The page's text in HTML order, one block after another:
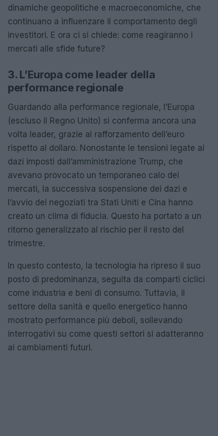
dinamiche geopolitiche e macroeconomiche, che
continuano a influenzare il comportamento degli
investitori. E ora ci si chiede: come reagiranno i
mercati alle sfide future?
3. L’Europa come leader della
performance regionale
Guardando alla performance regionale, l’Europa
(escluso il Regno Unito) si conferma ancora una
volta leader, grazie al rafforzamento dell’euro
rispetto al dollaro. Nonostante le tensioni legate ai
dazi imposti dall’amministrazione Trump, che
avevano provocato un temporaneo calo dei
mercati, la successiva sospensione dei dazi e
l’avvio dei negoziati tra Stati Uniti e Cina hanno
creato un clima di fiducia. Questo ha portato a un
ritorno generalizzato al rischio per il resto del
trimestre.
In questo contesto, la tecnologia ha ripreso il suo
posto di predominanza, seguita da comparti ciclici
come industria e beni di consumo. Tuttavia, il
settore della sanità e quello energetico hanno
mostrato performance più deboli, sollevando
interrogativi su come questi settori si adatteranno
ai cambiamenti futuri.